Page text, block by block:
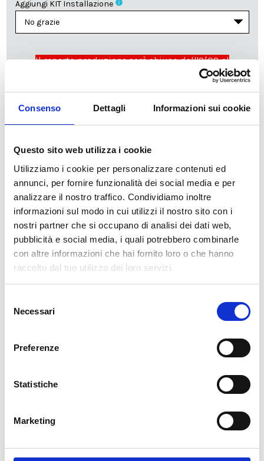
Consenso Dettagli Informazioni sui cookie
Questo sito web utilizza i cookie
Utilizziamo i cookie per personalizzare contenuti ed
annunci, per fornire funzionalità dei social media e per
analizzare il nostro traffico. Condividiamo inoltre
informazioni sul modo in cui utilizzi il nostro sito con i
nostri partner che si occupano di analisi dei dati web,
pubblicità e social media, i quali potrebbero combinarle
con altre informazioni che hai fornito loro o che hanno
raccolto dal tuo utilizzo dei loro servizi.
delNecessari
Preferenze
Statistiche
Marketing
Aggiungi KIT Installazione info
Il reparto produzione sarà chiuso dall'8|08 al
23|08|2026 pertanto tutti gli ordini effettuati dal 03|08
a partire dal 24|08|2026
spedizione necessari.
Disponibile
34,49 €
Tasse incluse
AGGIUNGI AL CARRELLO
investimenti in nuove tecnologie made in Italy. Produciamo la
nostra carta da parati esclusivamente in Italia per garantirne
style e nei colori GRATUITAMENTE dai nostri designer e adatta ad